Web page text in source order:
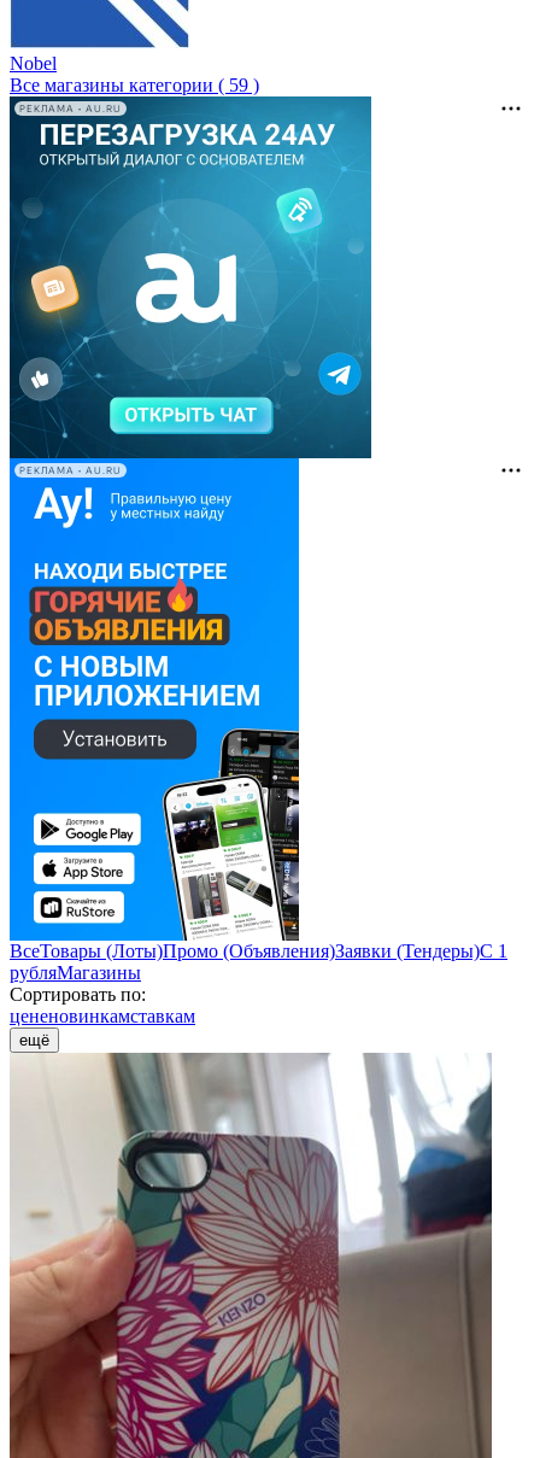
Nobel
Все магазины категории ( 59 )
РЕКЛАМА • AU.RU
РЕКЛАМА • AU.RU
ВсеТовары (Лоты)Промо (Объявления)Заявки (Тендеры)С 1
рубляМагазины
Сортировать по:
цененовинкамставкам
ещё